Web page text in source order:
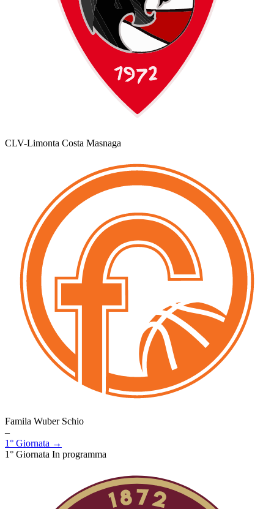
CLV-Limonta Costa Masnaga
Famila Wuber Schio
–
1° Giornata →
1° Giornata In programma